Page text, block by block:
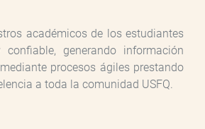
académicos de los estudiantes
generando información
procesos ágiles prestando
a toda la comunidad USFQ.